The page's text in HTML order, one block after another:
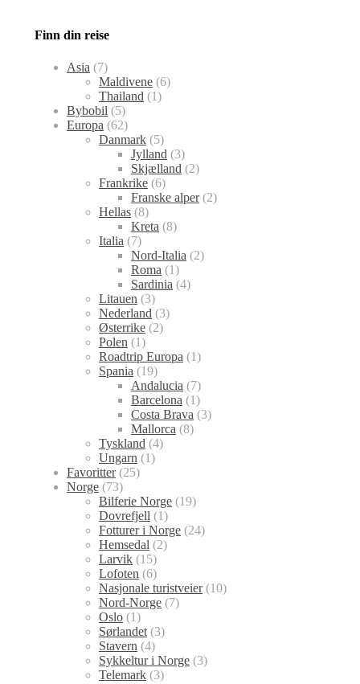
Finn din reise
Asia (7)
Maldivene (6)
Thailand (1)
Bybobil (5)
Europa (62)
Danmark (5)
Jylland (3)
Skjælland (2)
Frankrike (6)
Franske alper(2)
Hellas (8)
Kreta (8)
Italia (7)
Nord-Italia (2)
Roma (1)
Sardinia (4)
Litauen (3)
Nederland (3)
Østerrike (2)
Polen (1)
Roadtrip Europa (1)
Spania (19)
Andalucia (7)
Barcelona (1)
Costa Brava (3)
Mallorca (8)
Tyskland (4)
Ungarn (1)
Favoritter(25)
Norge (73)
Bilferie Norge (19)
Dovrefjell (1)
Fotturer i Norge (24)
Hemsedal (2)
Larvik (15)
Lofoten (6)
Nasjonale turistveier(10)
Nord-Norge (7)
Oslo (1)
Sørlandet (3)
Stavern (4)
Sykkeltur i Norge (3)
Telemark (3)